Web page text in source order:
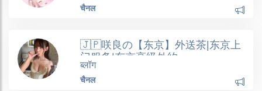
चैनल
🇯🇵咲良の【东京】外送茶|东京上
门服务|东京高级外约
ब्लॉग
चैनल